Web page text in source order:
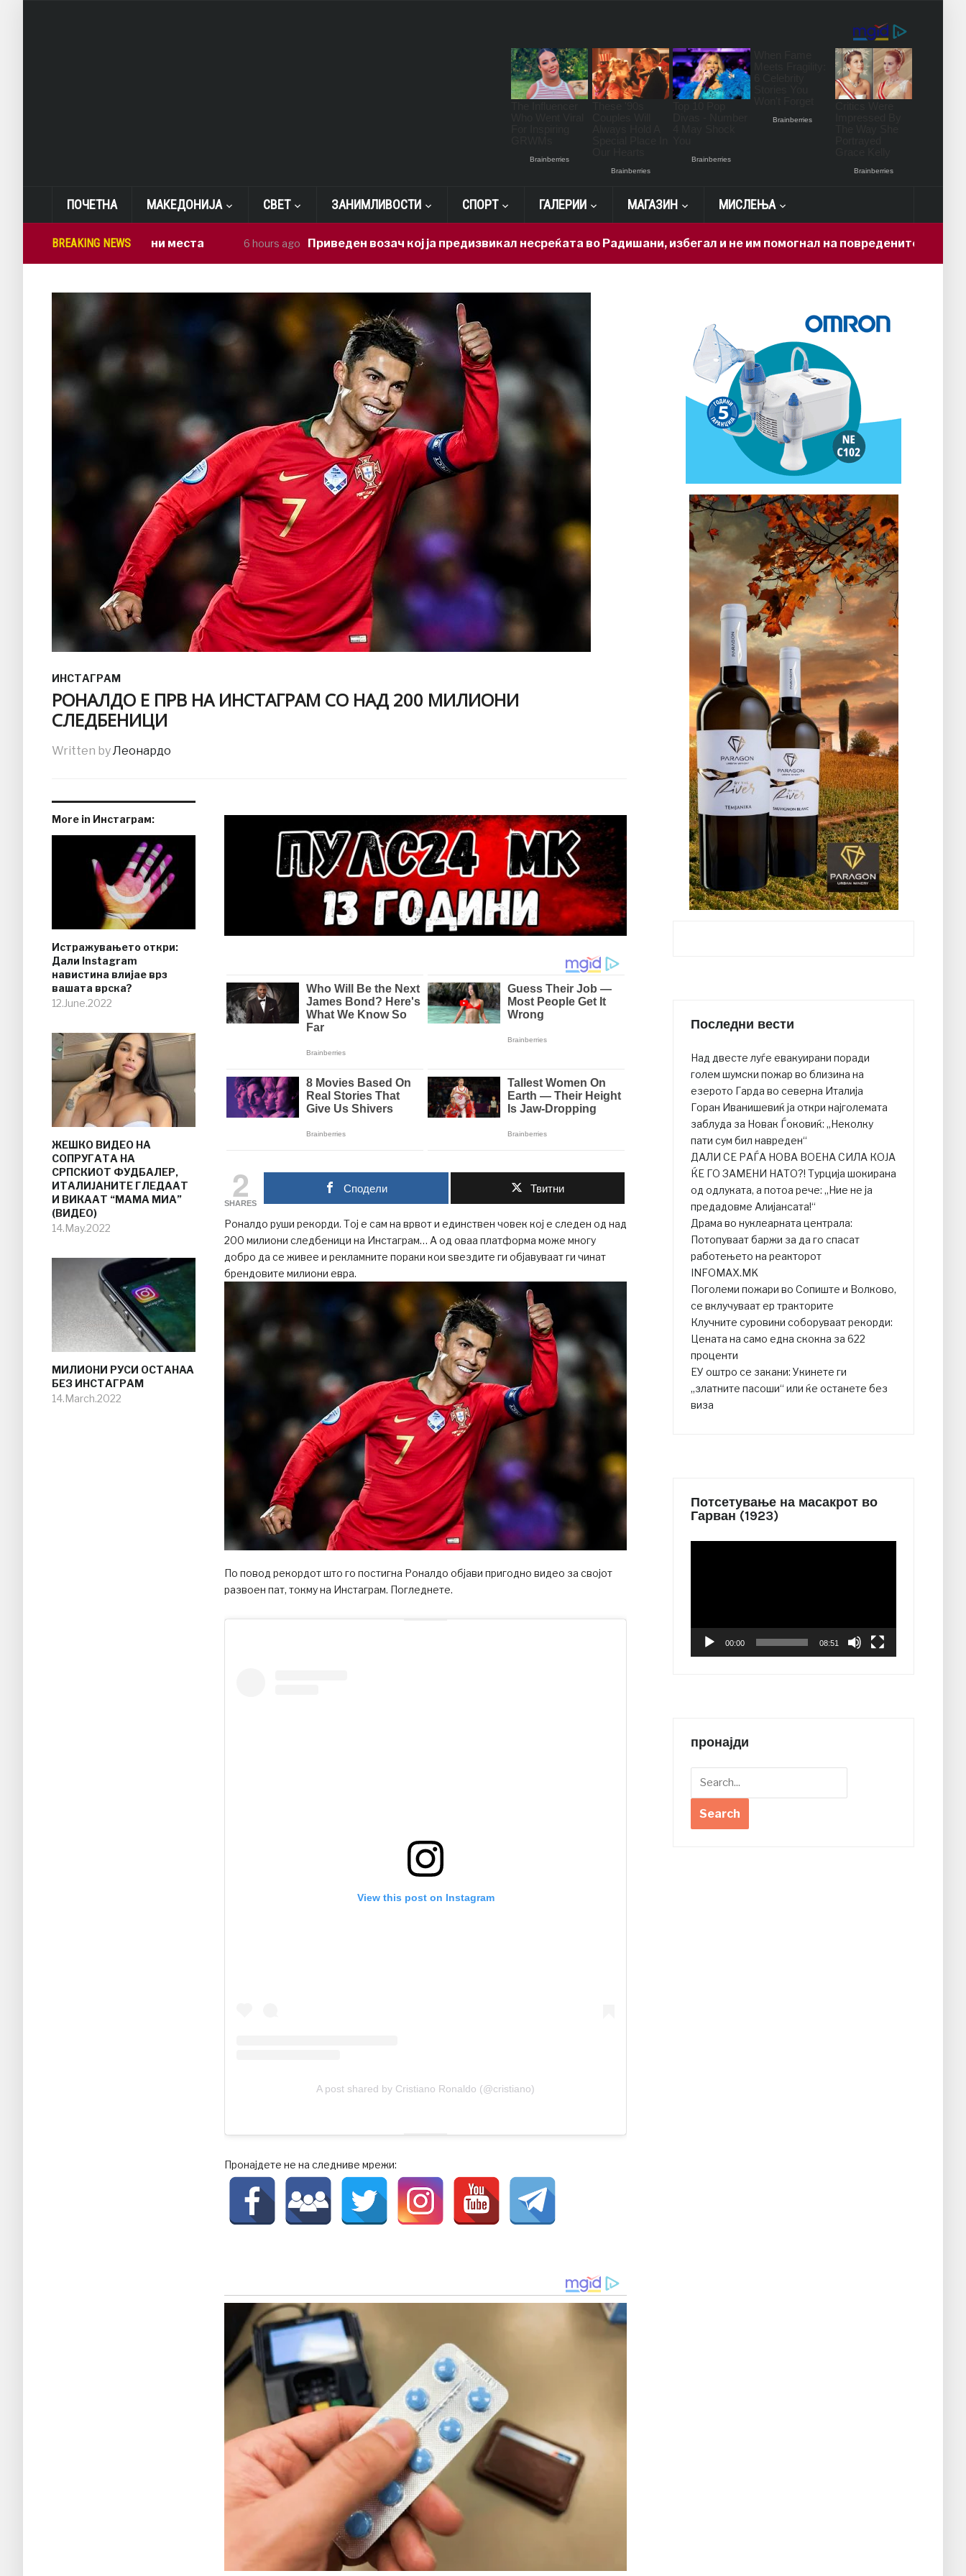
ПОЧЕТНА МАКЕДОНИЈА СВЕТ ЗАНИМЛИВОСТИ СПОРТ ГАЛЕРИИ МАГАЗИН МИСЛЕЊА
BREAKING NEWS
23.000 работни места 6 hours ago Приведен возач кој ја предизвикал несреќата во Радишани, избегал и не им помогнал на повредените 6 hours ago
ИНСТАГРАМ
РОНАЛДО Е ПРВ НА ИНСТАГРАМ СО НАД 200 МИЛИОНИ
СЛЕДБЕНИЦИ
Written byЛеонардо
More in Инстаграм:
Истражувањето откри:
Дали Instagram
навистина влијае врз
вашата врска?
12.June.2022
ЖЕШКО ВИДЕО НА
СОПРУГАТА НА
СРПСКИОТ ФУДБАЛЕР,
ИТАЛИЈАНИТЕ ГЛЕДААТ
И ВИКААТ “МАМА МИА”
(ВИДЕО)
14.May.2022
МИЛИОНИ РУСИ ОСТАНAA
БЕЗ ИНСТАГРАМ
14.March.2022
2
SHARES
Сподели Твитни
Роналдо руши рекорди. Тој е сам на врвот и единствен човек кој е следен од над
200 милиони следбеници на Инстаграм… А од оваа платформа може многу
добро да се живее и рекламните пораки кои ѕвездите ги објавуваат ги чинат
брендовите милиони евра.
По повод рекордот што го постигна Роналдо објави пригодно видео за својот
развоен пат, токму на Инстаграм. Погледнете.
View this post on Instagram
A post shared by Cristiano Ronaldo (@cristiano)
Пронајдете не на следниве мрежи:
Последни вести
Над двесте луѓе евакуирани поради
голем шумски пожар во близина на
езерото Гарда во северна Италија
Горан Иванишевиќ ја откри најголемата
заблуда за Новак Ѓоковиќ: „Неколку
пати сум бил навреден“
ДАЛИ СЕ РАЃА НОВА ВОЕНА СИЛА КОЈА
ЌЕ ГО ЗАМЕНИ НАТО?! Турција шокирана
од одлуката, а потоа рече: „Ние не ја
предадовме Алијансата!“
Драма во нуклеарната централа:
Потопуваат баржи за да го спасат
работењето на реакторот
INFOMAX.MK
Поголеми пожари во Сопиште и Волково,
се вклучуваат ер тракторите
Клучните суровини соборуваат рекорди:
Цената на само една скокна за 622
проценти
ЕУ оштро се закани: Укинете ги
„златните пасоши“ или ќе останете без
виза
Потсетување на масакрот во
Гарван (1923)
00:00 08:51
пронајди